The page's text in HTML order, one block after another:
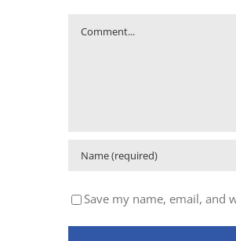
Comment
Save my name, email, and